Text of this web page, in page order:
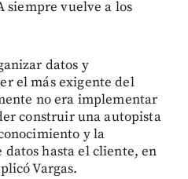
siempre vuelve a los
datos y
el más exigente del
no era implementar
construir una autopista
y la
hasta el cliente, en
Vargas.